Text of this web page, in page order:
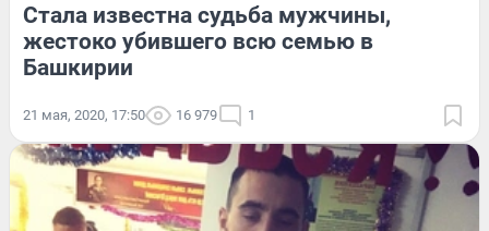
Стала известна судьба мужчины,
жестоко убившего всю семью в
Башкирии
21 мая, 2020, 17:50 16 979 1